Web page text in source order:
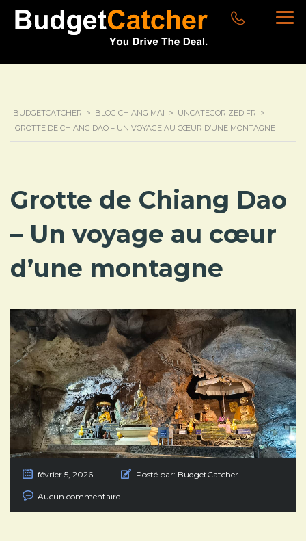
BUDGETCATCHER > BLOG CHIANG MAI > UNCATEGORIZED FR >
GROTTE DE CHIANG DAO – UN VOYAGE AU CŒUR D’UNE MONTAGNE
Grotte de Chiang Dao
– Un voyage au cœur
d’une montagne
février 5, 2026 Posté par: BudgetCatcher
Aucun commentaire